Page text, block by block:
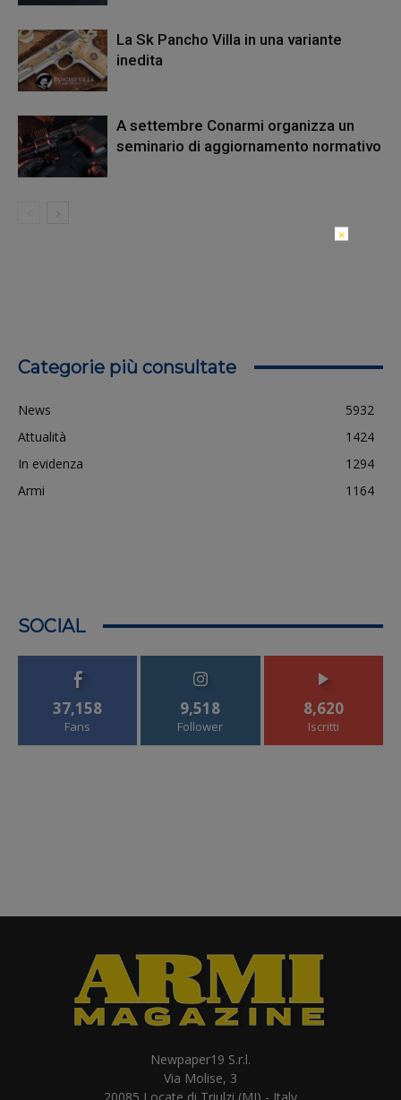
La Sk Pancho Villa in una variante
inedita
A settembre Conarmi organizza un
seminario di aggiornamento normativo
Categorie più consultate
News
5932
Attualità
1424
In evidenza
1294
Armi
1164
SOCIAL
37,158
Fans
9,518
Follower
8,620
Iscritti
Newpaper19 S.r.l.
Via Molise, 3
×